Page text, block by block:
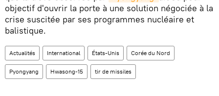
objectif d'ouvrir la porte à une solution négociée à la
crise suscitée par ses programmes nucléaire et
balistique.
Actualités International États-Unis Corée du Nord
Pyongyang Hwasong-15 tir de missiles